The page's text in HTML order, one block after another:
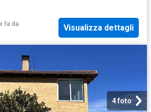
fa da
Visualizza dettagli
4 foto